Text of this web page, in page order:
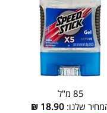
85 מ"ל
שלנו: 18.90
₪